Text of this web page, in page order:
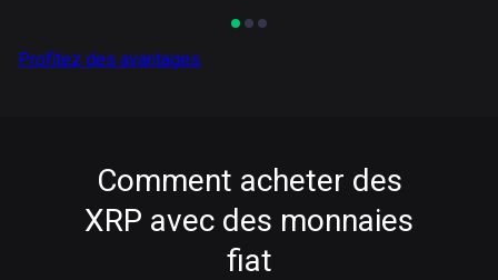
Profitez des avantages
Comment acheter des
XRP avec des monnaies
fiat